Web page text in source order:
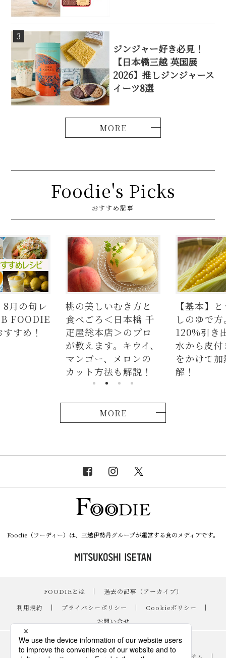
3
ジンジャー好き必見！
【日本橋三越 英国展
2026】推しジンジャース
イーツ8選
Foodie's Picks
おすすめ記事
いむき方と
＜日本橋 千
店＞のプロ
【基本】とうもろこ
しのゆで方。甘さを
120%引き出すには、
水から皮付き＆時間
をかけて加熱が正
解！
【簡単
の人気
ラダは
麺、よ
つかな
説！
MORE
Foodie（フーディー）は、三越伊勢丹グループが運営する食のメディアです。
FOODIEとは ｜
過去の記事（アーカイブ）
｜
利用規約 ｜ プライバシーポリシー ｜ Cookieポリシー
｜
お問い合せ
レシピ ｜
スイーツ
｜
手土産・ギフト ｜ ニュース・イベント ｜ おすすめアイテム ｜